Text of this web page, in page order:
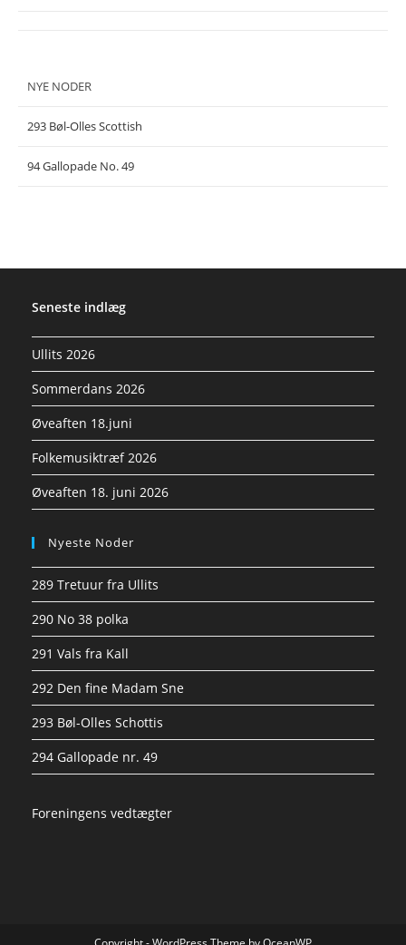
NYE NODER
293 Bøl-Olles Scottish
94 Gallopade No. 49
Seneste indlæg
Ullits 2026
Sommerdans 2026
Øveaften 18.juni
Folkemusiktræf 2026
Øveaften 18. juni 2026
Nyeste Noder
289 Tretuur fra Ullits
290 No 38 polka
291 Vals fra Kall
292 Den fine Madam Sne
293 Bøl-Olles Schottis
294 Gallopade nr. 49
Foreningens vedtægter